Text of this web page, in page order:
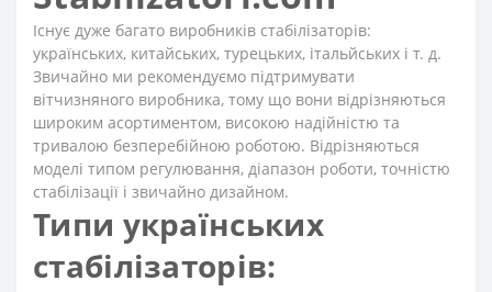
Існує дуже багато виробників стабілізаторів:
українських, китайських, турецьких, італьйських і т. д.
Звичайно ми рекомендуємо підтримувати
вітчизняного виробника, тому що вони відрізняються
широким асортиментом, високою надійністю та
тривалою безперебійною роботою. Відрізняються
моделі типом регулювання, діапазон роботи, точністю
стабілізації і звичайно дизайном.
Типи українських
стабілізаторів: